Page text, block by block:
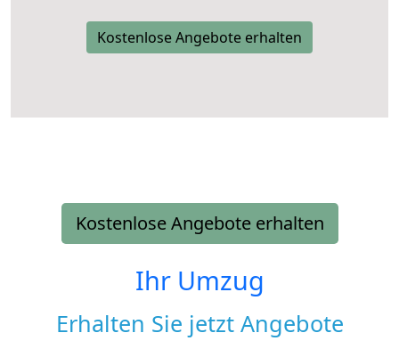
Kostenlose Angebote erhalten
Kostenlose Angebote erhalten
Ihr Umzug
Erhalten Sie jetzt Angebote